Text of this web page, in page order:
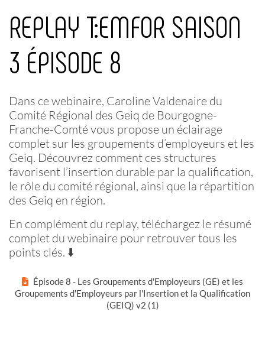
REPLAY T:EMFOR SAISON
3 ÉPISODE 8
Dans ce webinaire, Caroline Valdenaire du
Comité Régional des Geiq de Bourgogne-
Franche-Comté vous propose un éclairage
complet sur les groupements d’employeurs et les
Geiq. Découvrez comment ces structures
favorisent l’insertion durable par la qualification,
le rôle du comité régional, ainsi que la répartition
des Geiq en région.
En complément du replay, téléchargez le résumé
complet du webinaire pour retrouver tous les
points clés. ⬇️
Épisode 8 - Les Groupements d'Employeurs (GE) et les
Groupements d'Employeurs par l'Insertion et la Qualification
(GEIQ) v2 (1)